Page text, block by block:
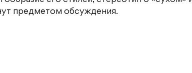
предметом обсуждения.